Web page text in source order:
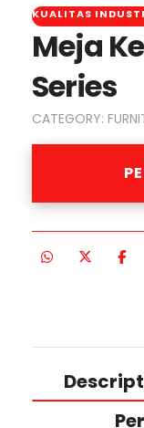
KUALITAS
Meja
Series
CATEGORY: